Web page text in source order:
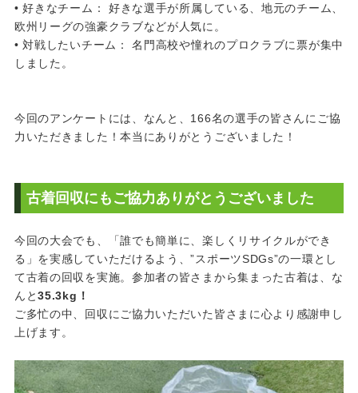
• 好きなチーム： 好きな選手が所属している、地元のチーム、
欧州リーグの強豪クラブなどが人気に。
• 対戦したいチーム： 名門高校や憧れのプロクラブに票が集中
しました。
今回のアンケートには、なんと、166名の選手の皆さんにご協
力いただきました！本当にありがとうございました！
古着回収にもご協力ありがとうございました
今回の大会でも、「誰でも簡単に、楽しくリサイクルができ
る」を実感していただけるよう、”スポーツSDGs”の一環とし
て古着の回収を実施。参加者の皆さまから集まった古着は、な
んと35.3kg！
ご多忙の中、回収にご協力いただいた皆さまに心より感謝申し
上げます。